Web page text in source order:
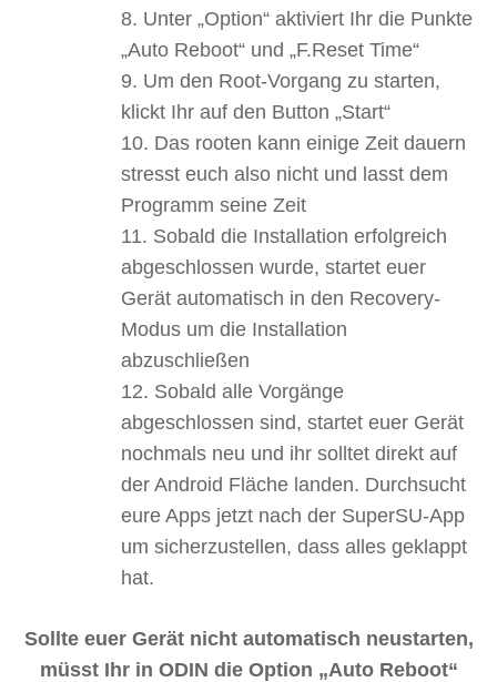
Unter „Option“ aktiviert Ihr die Punkte
„Auto Reboot“ und „F.Reset Time“
Um den Root-Vorgang zu starten,
klickt Ihr auf den Button „Start“
Das rooten kann einige Zeit dauern
stresst euch also nicht und lasst dem
Programm seine Zeit
Sobald die Installation erfolgreich
abgeschlossen wurde, startet euer
Gerät automatisch in den Recovery-
Modus um die Installation
abzuschließen
Sobald alle Vorgänge
abgeschlossen sind, startet euer Gerät
nochmals neu und ihr solltet direkt auf
der Android Fläche landen. Durchsucht
eure Apps jetzt nach der SuperSU-App
um sicherzustellen, dass alles geklappt
hat.
Sollte euer Gerät nicht automatisch neustarten,
müsst Ihr in ODIN die Option „Auto Reboot“